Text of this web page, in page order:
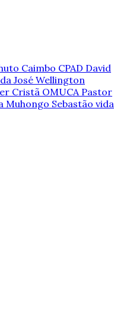
Caimbo CPAD David
José Wellington
Cristã OMUCA Pastor
Muhongo Sebastão vida